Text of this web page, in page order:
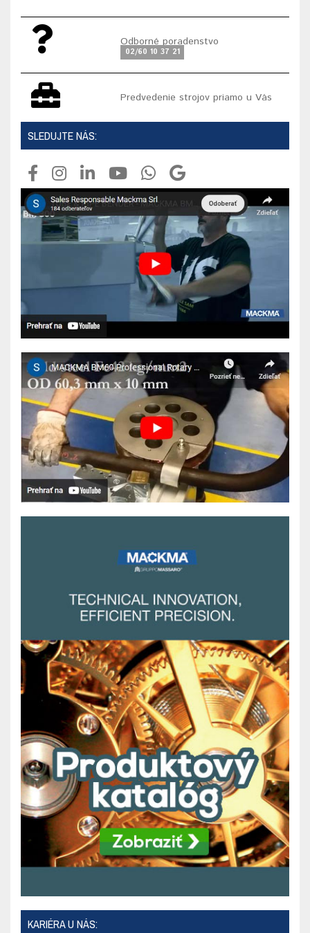
Odborné poradenstvo
02/60 10 37 21
Predvedenie strojov priamo u Vás
SLEDUJTE NÁS:
KARIÉRA U NÁS: